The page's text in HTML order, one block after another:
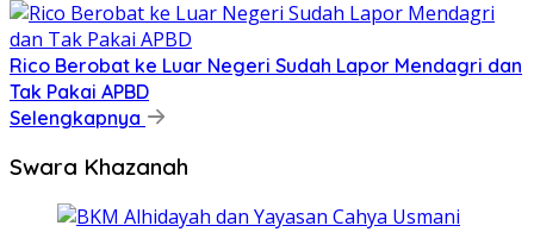
Rico Berobat ke Luar Negeri Sudah Lapor Mendagri dan
Tak Pakai APBD
Selengkapnya
Swara Khazanah